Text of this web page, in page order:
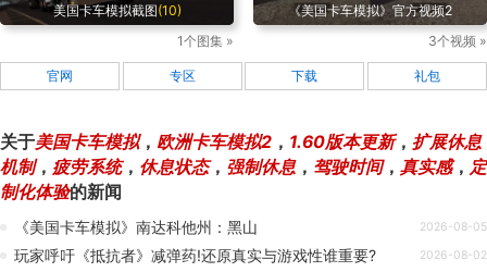
美国卡车模拟截图(10)
1个图集 »
《美国卡车模拟》官方视频2
3个视频 »
官网 专区 下载 礼包
关于美国卡车模拟， 欧洲卡车模拟2 ， 1.60版本更新， 扩展休息
机制， 疲劳系统， 休息状态， 强制休息， 驾驶时间， 真实感， 定
制化体验的新闻
《美国卡车模拟》南达科他州：黑山 2026-08-05
玩家呼吁《抵抗者》减弹药!还原真实与游戏性谁重要? 2026-08-02